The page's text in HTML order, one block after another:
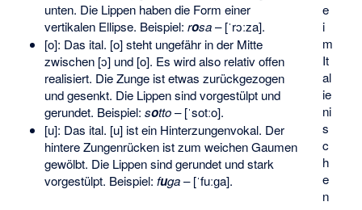
e
i
m
It
al
ie
ni
s
c
h
e
n
unten. Die Lippen haben die Form einer
vertikalen Ellipse. Beispiel: rosa– [ˈrɔːza].
[o]: Das ital. [o] steht ungefähr in der Mitte
zwischen [ɔ] und [o]. Es wird also relativ offen
realisiert. Die Zunge ist etwas zurückgezogen
und gesenkt. Die Lippen sind vorgestülpt und
gerundet. Beispiel: sotto– [ˈsotːo].
[u]: Das ital. [u] ist ein Hinterzungenvokal. Der
hintere Zungenrücken ist zum weichen Gaumen
gewölbt. Die Lippen sind gerundet und stark
vorgestülpt. Beispiel: fuga– [ˈfuːɡa].